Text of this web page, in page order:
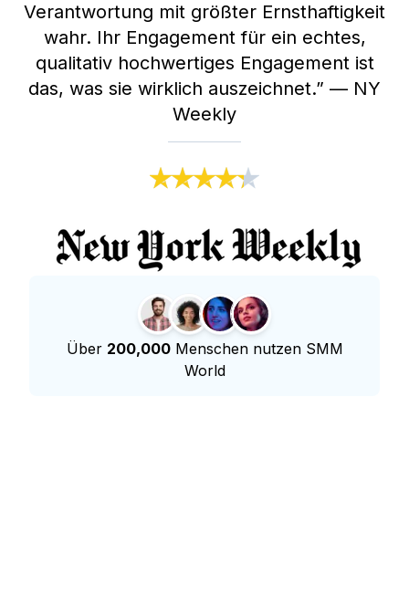
Verantwortung mit größter Ernsthaftigkeit
wahr. Ihr Engagement für ein echtes,
qualitativ hochwertiges Engagement ist
das, was sie wirklich auszeichnet.” — NY
Weekly
Über 200,000Menschen nutzen SMM
World